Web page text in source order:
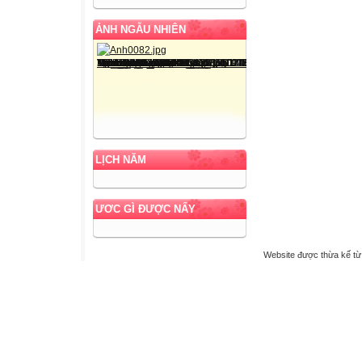
ẢNH NGẪU NHIÊN
LỊCH NĂM
ƯƠC GÌ ĐƯỢC NẤY
Website được thừa kế